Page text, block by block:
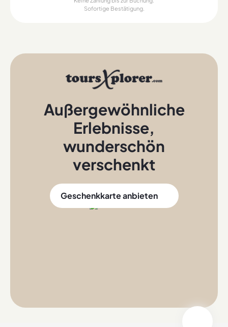
Sofortige Bestätigung.
Außergewöhnliche
Erlebnisse,
wunderschön
verschenkt
Geschenkkarte anbieten